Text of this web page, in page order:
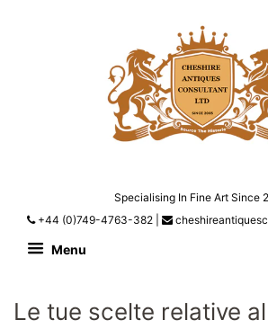
Specialising In Fine Art Since
+44 (0)749-4763-382
Menu
Le tue scelte relative